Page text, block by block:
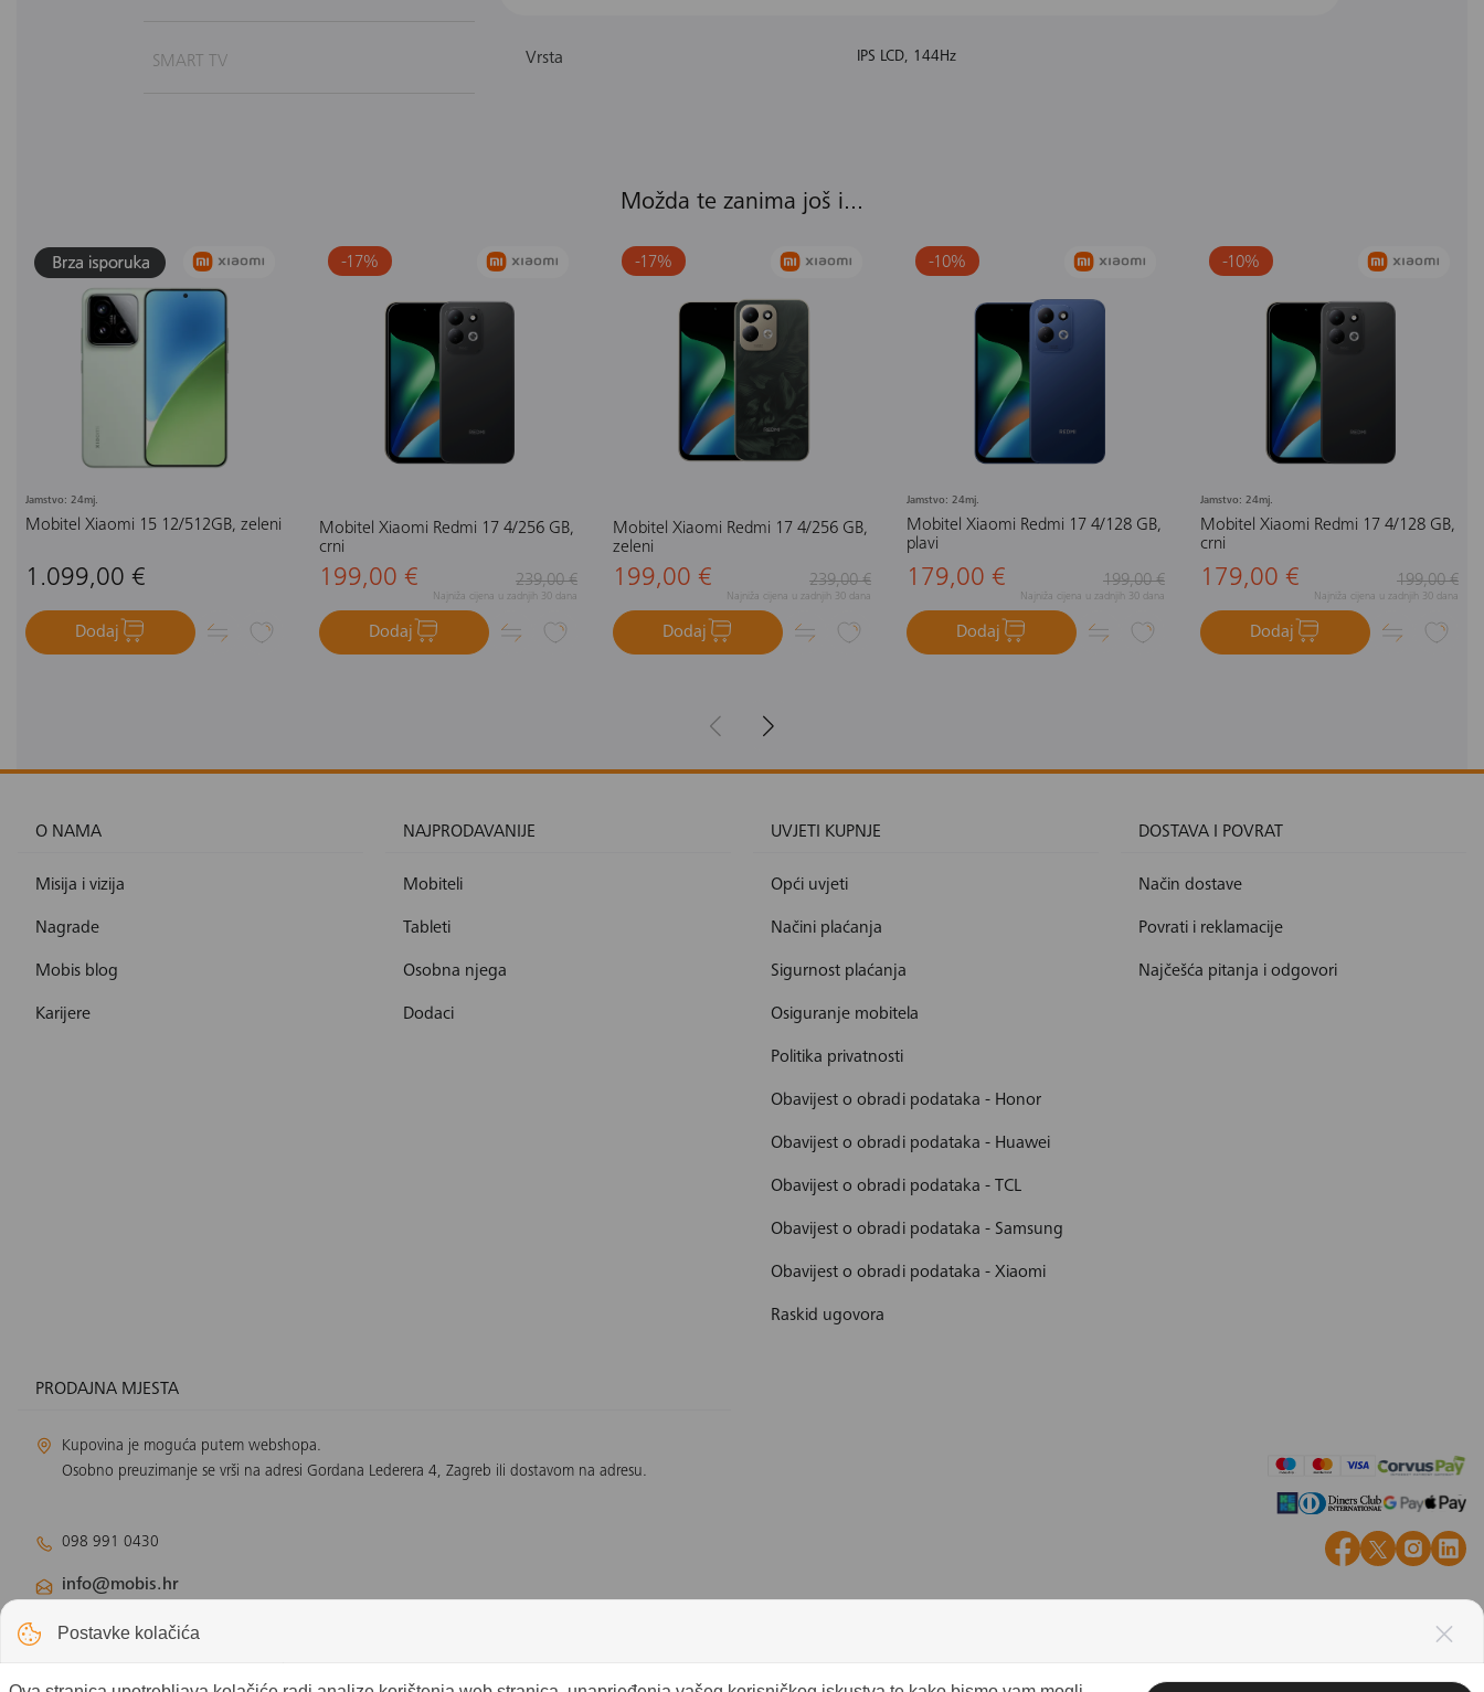
SMART TV Vrsta IPS LCD, 144Hz
Možda te zanima još i...
Jamstvo: 24mj.
Mobitel Xiaomi 15 12/512GB, zeleni
1.099,00 €
Dodaj
-17%
Mobitel Xiaomi Redmi 17 4/256 GB,
crni
199,00 € 239,00 €
Najniža cijena u zadnjih 30 dana
Dodaj
-17%
Mobitel Xiaomi Redmi 17 4/256 GB,
zeleni
199,00 € 239,00 €
Najniža cijena u zadnjih 30 dana
Dodaj
-10%
Jamstvo: 24mj.
Mobitel Xiaomi Redmi 17 4/128 GB,
plavi
179,00 € 199,00 €
Najniža cijena u zadnjih 30 dana
Dodaj
-10%
Jamstvo: 24mj.
Mobitel Xiaomi Redmi 17 4/128 GB,
crni
179,00 € 199,00 €
Najniža cijena u zadnjih 30 dana
Dodaj
O NAMA
Misija i vizija
Nagrade
Mobis blog
Karijere
NAJPRODAVANIJE
Mobiteli
Tableti
Osobna njega
Dodaci
UVJETI KUPNJE
Opći uvjeti
Načini plaćanja
Sigurnost plaćanja
Osiguranje mobitela
Politika privatnosti
Obavijest o obradi podataka - Honor
Obavijest o obradi podataka - Huawei
Obavijest o obradi podataka - TCL
Obavijest o obradi podataka - Samsung
Obavijest o obradi podataka - Xiaomi
Raskid ugovora
DOSTAVA I POVRAT
Način dostave
Povrati i reklamacije
Najčešća pitanja i odgovori
PRODAJNA MJESTA
Kupovina je moguća putem webshopa.
Osobno preuzimanje se vrši na adresi Gordana Lederera 4, Zagreb ili dostavom na adresu.
098 991 0430
info@mobis.hr
Odjel klimatizacije:klimatizacija@mobis.hr
Odjel solarnih panela:
Postavke kolačića